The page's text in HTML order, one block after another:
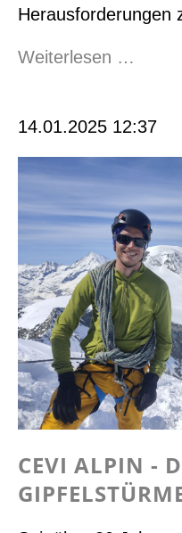
Herausforderungen
Weiterlesen …
lokale
–
Die
in
Kenia
14.01.2025 12:37
CEVI ALPIN -